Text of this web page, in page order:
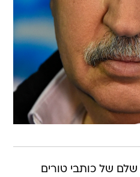
שלם של כותבי טורים